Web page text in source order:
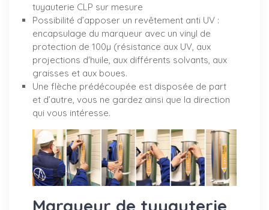
tuyauterie CLP sur mesure
Possibilité d’apposer un revêtement anti UV :
encapsulage du marqueur avec un vinyl de
protection de 100µ (résistance aux UV, aux
projections d'huile, aux différents solvants, aux
graisses et aux boues.
Une flèche prédécoupée est disposée de part
et d’autre, vous ne gardez ainsi que la direction
qui vous intéresse.
Marqueur de tuyauterie